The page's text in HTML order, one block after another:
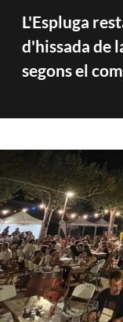
L'Espluga
d'hissada de
segons el